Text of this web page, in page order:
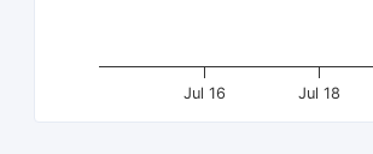
Jul 16 Jul 18